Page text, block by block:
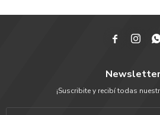
 
Newsletter
¡Suscribite y recibí todas